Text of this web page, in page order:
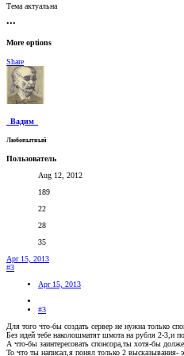
Тема актуальна
•••
More options
Share
_Вадим_
Любопытный
Пользователь
Aug 12, 2012
189
22
28
35
Apr 15, 2013
#3
Apr 15, 2013
#3
Для того что-бы создать сервер не нужна только
Без идей тебе наколошматят шмота на рубля 2-3,и
А что-бы заинтересовать спонсора,ты хотя-бы
То что ты написал,я понял только 2